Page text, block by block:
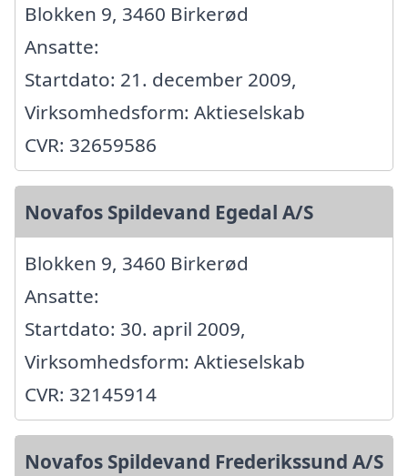
Blokken 9, 3460 Birkerød
Ansatte:
Startdato: 21. december 2009,
Virksomhedsform: Aktieselskab
CVR: 32659586
Novafos Spildevand Egedal A/S
Blokken 9, 3460 Birkerød
Ansatte:
Startdato: 30. april 2009,
Virksomhedsform: Aktieselskab
CVR: 32145914
Novafos Spildevand Frederikssund A/S